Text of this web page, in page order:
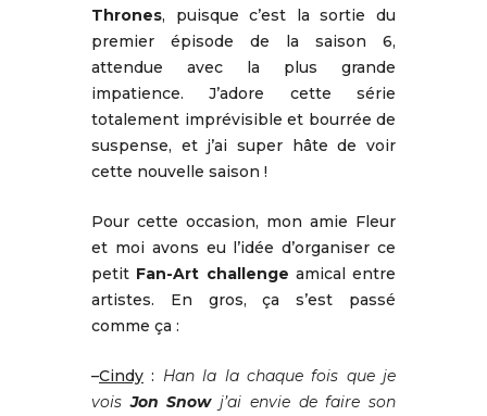
Thrones, puisque c’est la sortie du
premier épisode de la saison 6,
attendue avec la plus grande
impatience. J’adore cette série
totalement imprévisible et bourrée de
suspense, et j’ai super hâte de voir
cette nouvelle saison !
Pour cette occasion, mon amie Fleur
et moi avons eu l’idée d’organiser ce
petit Fan-Art challenge amical entre
artistes. En gros, ça s’est passé
comme ça :
–Cindy : Han la la chaque fois que je
voisJon Snowj’ai envie de faire son